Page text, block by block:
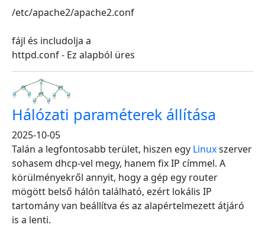
/etc/apache2/apache2.conf
fájl és includolja a
httpd.conf - Ez alapból üres
Hálózati paraméterek állítása
2025-10-05
Talán a legfontosabb terület, hiszen egy Linuxszerver
sohasem dhcp-vel megy, hanem fix IP címmel. A
körülményekről annyit, hogy a gép egy router
mögött belső hálón található, ezért lokális IP
tartomány van beállítva és az alapértelmezett átjáró
is a lenti.